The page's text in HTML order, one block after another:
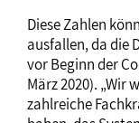
Diese Zahlen
ausfallen, da die
vor Beginn der
März 2020). „Wir
zahlreiche